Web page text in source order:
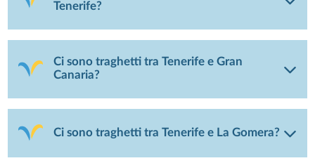
Tenerife?
Ci sono traghetti tra Tenerife e Gran
Canaria?
Ci sono traghetti tra Tenerife e La Gomera?